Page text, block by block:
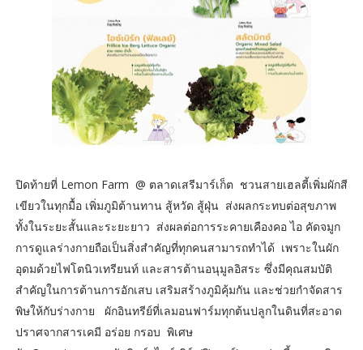
ปิดท้ายที่ Lemon Farm @ ตลาดเสรีมาร์เก็ต ชวนสายเฮลตี้เพิ่มผักสี
เขียวในทุกมื้อ เพิ่มภูมิต้านทาน สู้หวัด สู้ฝุ่น ส่งผลกระทบต่อสุขภาพ
ทั้งในระยะสั้นและระยะยาว ส่งผลต่อการระคายเคืองคอ ไอ คัดจมูก
การดูแลร่างกายถือเป็นสิ่งสำคัญที่ทุกคนสามารถทำได้ เพราะในผัก
อุดมด้วยไฟโตนิวเทรียนท์ และสารต้านอนุมูลอิสระ ซึ่งมีคุณสมบัติ
สำคัญในการต้านการอักเสบ เสริมสร้างภูมิคุ้มกัน และช่วยกำจัดสาร
พิษให้กับร่างกาย ผักอินทรีย์ที่เลมอนฟาร์มทุกต้นปลูกในดินที่สะอาด
ปราศจากสารเคมี อร่อย กรอบ พิเศษ